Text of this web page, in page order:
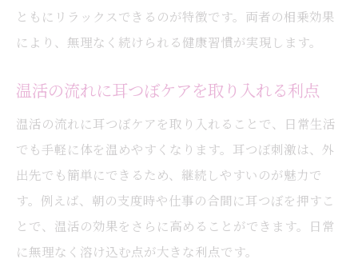
ともにリラックスできるのが特徴です。両者の相乗効果
により、無理なく続けられる健康習慣が実現します。
温活の流れに耳つぼケアを取り入れる利点
温活の流れに耳つぼケアを取り入れることで、日常生活
でも手軽に体を温めやすくなります。耳つぼ刺激は、外
出先でも簡単にできるため、継続しやすいのが魅力で
す。例えば、朝の支度時や仕事の合間に耳つぼを押すこ
とで、温活の効果をさらに高めることができます。日常
に無理なく溶け込む点が大きな利点です。